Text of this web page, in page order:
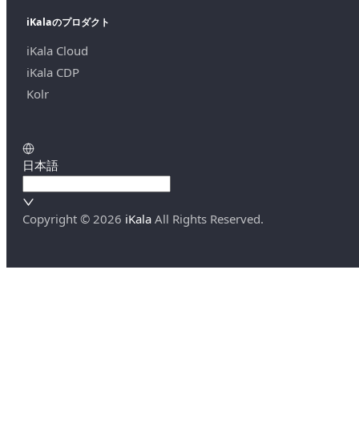
iKalaのプロダクト
iKala Cloud
iKala CDP
Kolr
日本語
Copyright © 2026 iKala All Rights Reserved.